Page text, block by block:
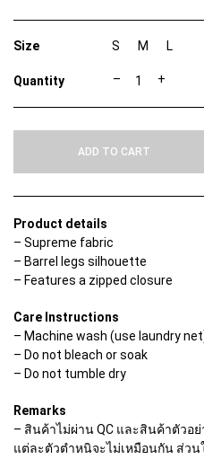
Size S M L
(
น
มี
นิ
A
Y
A
R
R
E
L
P
A
– +
ADD TO CART
Product details
– Supreme fabric
– Barrel legs silhouette
– Features a zipped closure
Care Instructions
– Machine wash (use laundry
– Do not bleach or soak
– Do not tumble dry
Remarks
– สินค้าไม่ผ่าน QC และสินค้าตัวอ
แต่ละตัวตำหนิจะไม่เหมือนกัน ส่ว